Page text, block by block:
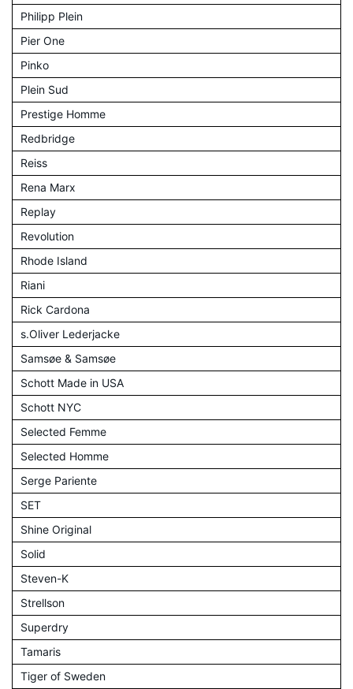
Philipp Plein
Pier One
Pinko
Plein Sud
Prestige Homme
Redbridge
Reiss
Rena Marx
Replay
Revolution
Rhode Island
Riani
Rick Cardona
s.Oliver Lederjacke
Samsøe & Samsøe
Schott Made in USA
Schott NYC
Selected Femme
Selected Homme
Serge Pariente
SET
Shine Original
Solid
Steven-K
Strellson
Superdry
Tamaris
Tiger of Sweden